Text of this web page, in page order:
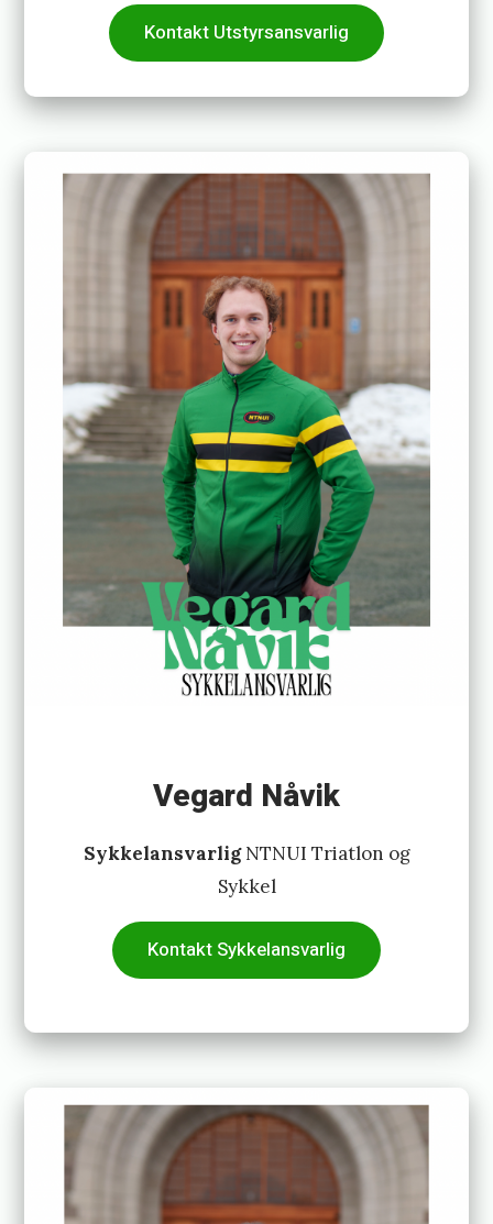
Kontakt Utstyrsansvarlig
Vegard Nåvik
SykkelansvarligNTNUI Triatlon og
Sykkel
Kontakt Sykkelansvarlig